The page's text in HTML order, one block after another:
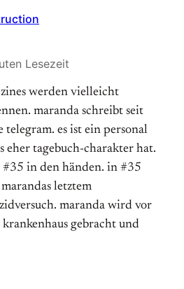
Lesezeit
werden vielleicht
maranda schreibt seit
telegram. es ist ein personal
eher tagebuch-charakter hat.
#35 in den händen. in #35
letztem
maranda wird vor
gebracht und